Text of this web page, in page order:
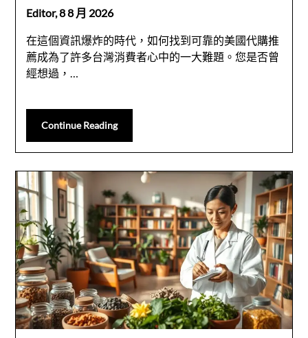
Editor,8 8 月 2026
在這個資訊爆炸的時代，如何找到可靠的美國代購推
薦成為了許多台灣消費者心中的一大難題。您是否曾
經想過，…
Continue Reading